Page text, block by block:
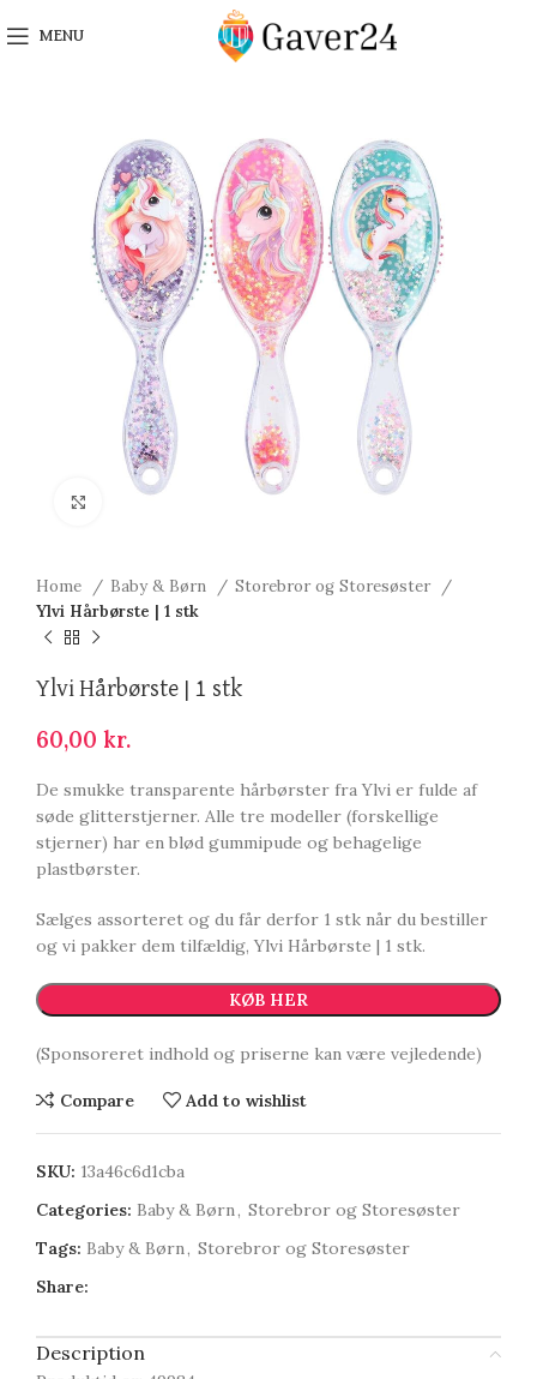
MENU
Home Baby & Børn
Storebror og Storesøster
Ylvi Hårbørste | 1 stk
Ylvi Hårbørste | 1 stk
60,00 kr.
De smukke transparente hårbørster fra Ylvi er fulde af
søde glitterstjerner. Alle tre modeller (forskellige
stjerner) har en blød gummipude og behagelige
plastbørster.
Sælges assorteret og du får derfor 1 stk når du bestiller
og vi pakker dem tilfældig, Ylvi Hårbørste | 1 stk.
KØB HER
(Sponsoreret indhold og priserne kan være vejledende)
Compare Add to wishlist
SKU: 13a46c6d1cba
Categories: Baby & Børn, Storebror og Storesøster
Tags: Baby & Børn, Storebror og Storesøster
Share:
Description